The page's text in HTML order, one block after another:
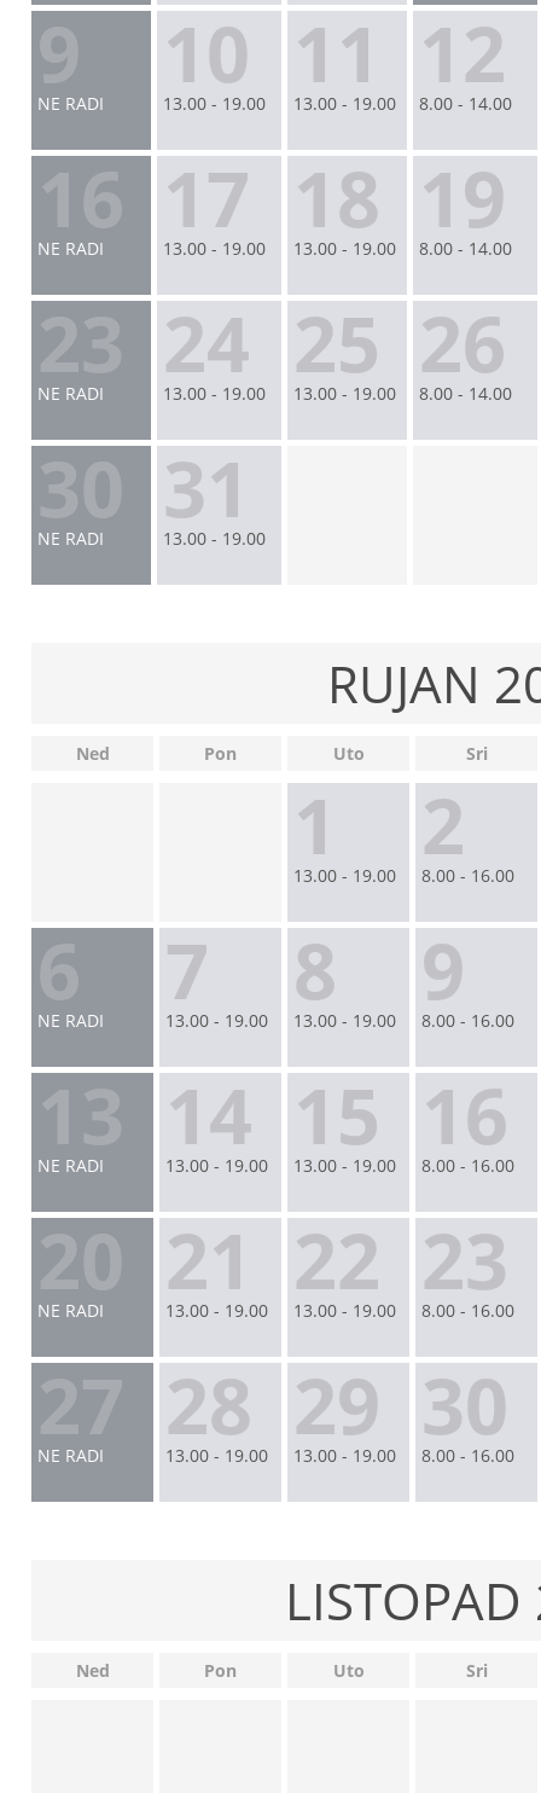
NE RADI 10
13.00 - 19.00 11
13.00 - 19.00 12
8.00 - 14.00
NE RADI 17
13.00 - 19.00 18
13.00 - 19.00 19
8.00 - 14.00
NE RADI 24
13.00 - 19.00 25
13.00 - 19.00 26
8.00 - 14.00
NE RADI 31
13.00 - 19.00
RUJAN
Ned Pon Uto Sri
1
13.00 - 19.00 2
8.00 - 16.00
NE RADI 7
13.00 - 19.00 8
13.00 - 19.00 9
8.00 - 16.00
NE RADI 14
13.00 - 19.00 15
13.00 - 19.00 16
8.00 - 16.00
NE RADI 21
13.00 - 19.00 22
13.00 - 19.00 23
8.00 - 16.00
NE RADI 28
13.00 - 19.00 29
13.00 - 19.00 30
8.00 - 16.00
Ned Pon Uto Sri